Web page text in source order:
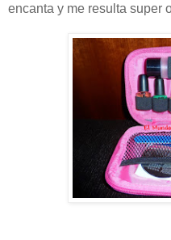
encanta y me resulta super